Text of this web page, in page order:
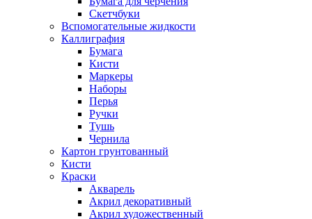
Скетчбуки
Вспомогательные жидкости
Каллиграфия
Бумага
Кисти
Маркеры
Наборы
Перья
Ручки
Тушь
Чернила
Картон грунтованный
Кисти
Краски
Акварель
Акрил декоративный
Акрил художественный